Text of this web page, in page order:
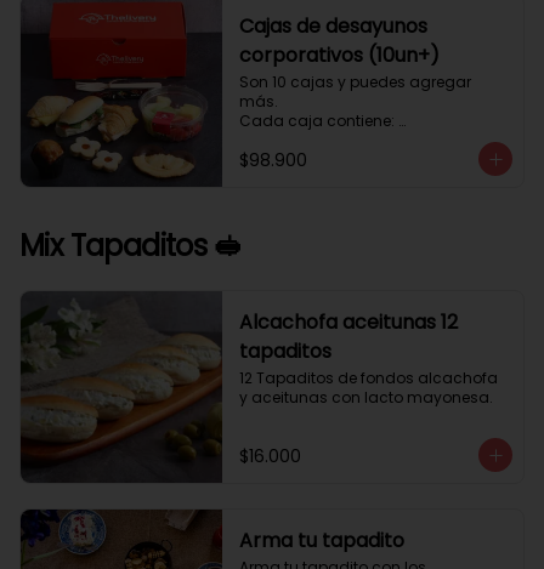
Cajas de desayunos
corporativos (10un+)
Son 10 cajas y puedes agregar
más.
Cada caja contiene:
2 mini croissant jamón queso.
1 mini muffin.
Estos desayunos no los vendemos
por unidad, desde 10 cajas.
$98.900
Mix Tapaditos 🥪
Alcachofa aceitunas 12
tapaditos
12 Tapaditos de fondos alcachofa
y aceitunas con lacto mayonesa.
$16.000
Arma tu tapadito